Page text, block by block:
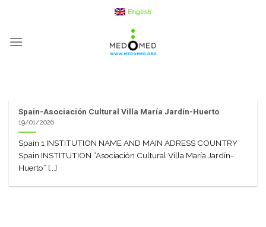
content
English
Spain-Asociación Cultural Villa María Jardín-Huerto
19/01/2026
Spain 1 INSTITUTION NAME AND MAIN ADRESS COUNTRY
Spain INSTITUTION “Asociación Cultural Villa María Jardín-
Huerto” [...]